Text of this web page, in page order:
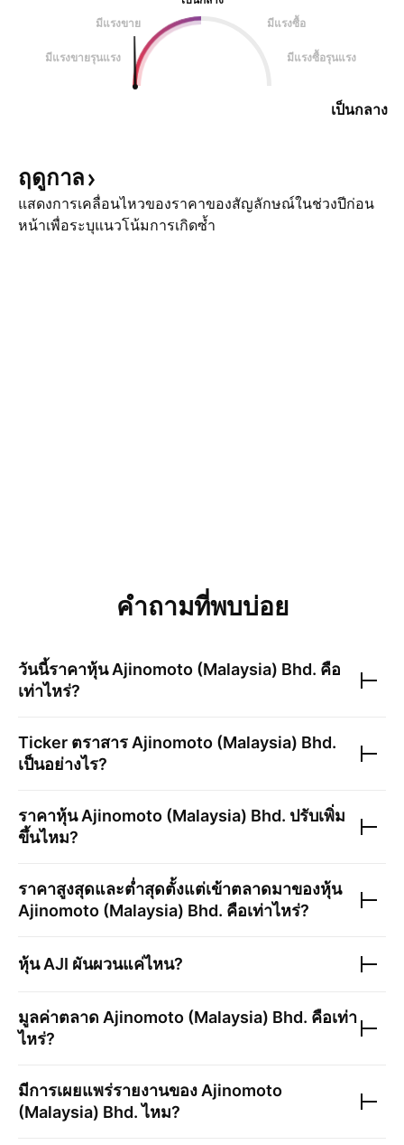
มีแรงขาย
มีแรงซื้อ
มีแรงขายรุนแรง มีแรงซื้อรุนแรง
เป็นกลาง
ฤดูกาล
แสดงการเคลื่อนไหวของราคาของสัญลักษณ์ในช่วงปีก่อน
หน้าเพื่อระบุแนวโน้มการเกิดซ้ำ
คำถามที่พบบ่อย
วันนี้ราคาหุ้นAjinomoto (Malaysia) Bhd. คือ
เท่าไหร่?
Ticker ตราสาร Ajinomoto (Malaysia) Bhd.
เป็นอย่างไร?
ราคาหุ้นAjinomoto (Malaysia) Bhd. ปรับเพิ่ม
ขึ้นไหม?
ราคาสูงสุดและต่ำสุดตั้งแต่เข้าตลาดมาของหุ้น
Ajinomoto (Malaysia) Bhd. คือเท่าไหร่?
หุ้นAJI ผันผวนแค่ไหน?
มูลค่าตลาด Ajinomoto (Malaysia) Bhd. คือเท่า
ไหร่?
มีการเผยแพร่รายงานของ Ajinomoto
(Malaysia) Bhd.ไหม?